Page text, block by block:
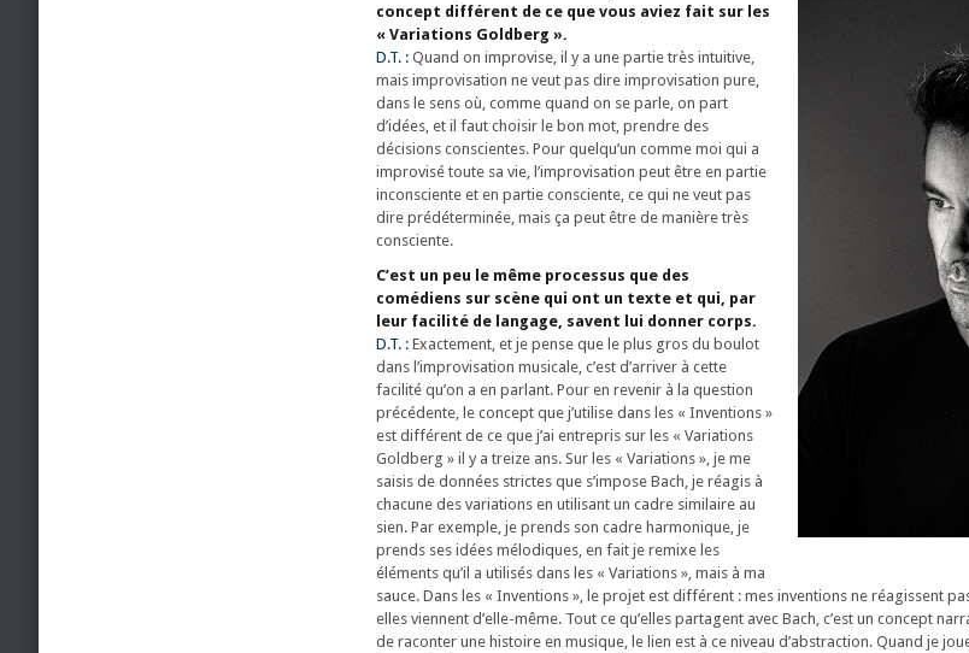
concept différent de ce que vous aviez fait sur les
« Variations Goldberg ».
D.T. : Quand on improvise, il y a une partie très intuitive,
mais improvisation ne veut pas dire improvisation pure,
dans le sens où, comme quand on se parle, on part
d’idées, et il faut choisir le bon mot, prendre des
décisions conscientes. Pour quelqu’un comme moi qui a
improvisé toute sa vie, l’improvisation peut être en partie
inconsciente et en partie consciente, ce qui ne veut pas
dire prédéterminée, mais ça peut être de manière très
consciente.
C’est un peu le même processus que des
comédiens sur scène qui ont un texte et qui, par
leur facilité de langage, savent lui donner corps.
D.T. : Exactement, et je pense que le plus gros du boulot
dans l’improvisation musicale, c’est d’arriver à cette
facilité qu’on a en parlant. Pour en revenir à la question
précédente, le concept que j’utilise dans les « Inventions »
est différent de ce que j’ai entrepris sur les « Variations
Goldberg » il y a treize ans. Sur les « Variations », je me
saisis de données strictes que s’impose Bach, je réagis à
chacune des variations en utilisant un cadre similaire au
sien. Par exemple, je prends son cadre harmonique, je
prends ses idées mélodiques, en fait je remixe les
éléments qu’il a utilisés dans les « Variations », mais à ma
sauce. Dans les « Inventions », le projet est différent : mes inventions ne réagissent
elles viennent d’elle-même. Tout ce qu’elles partagent avec Bach, c’est un concept
de raconter une histoire en musique, le lien est à ce niveau d’abstraction. Quand je